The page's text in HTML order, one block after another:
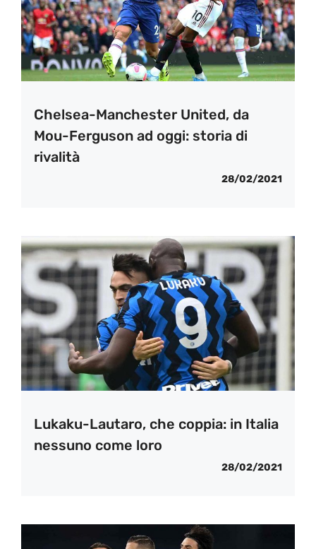
Chelsea-Manchester United, da
Mou-Ferguson ad oggi: storia di
rivalità
28/02/2021
Lukaku-Lautaro, che coppia: in Italia
nessuno come loro
28/02/2021